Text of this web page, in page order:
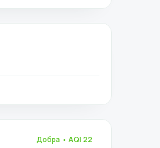
Добра • AQI 22